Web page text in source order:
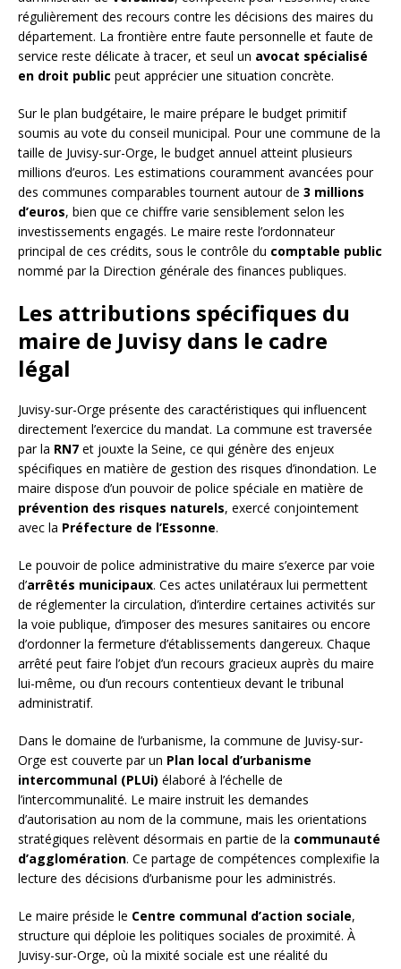
régulièrement des recours contre les décisions des maires du
département. La frontière entre faute personnelle et faute de
service reste délicate à tracer, et seul un avocat spécialisé
en droit public peut apprécier une situation concrète.
Sur le plan budgétaire, le maire prépare le budget primitif
soumis au vote du conseil municipal. Pour une commune de la
taille de Juvisy-sur-Orge, le budget annuel atteint plusieurs
millions d’euros. Les estimations couramment avancées pour
des communes comparables tournent autour de 3 millions
d’euros, bien que ce chiffre varie sensiblement selon les
investissements engagés. Le maire reste l’ordonnateur
principal de ces crédits, sous le contrôle du comptable public
nommé par la Direction générale des finances publiques.
Les attributions spécifiques du
maire de Juvisy dans le cadre
légal
Juvisy-sur-Orge présente des caractéristiques qui influencent
directement l’exercice du mandat. La commune est traversée
par la RN7 et jouxte la Seine, ce qui génère des enjeux
spécifiques en matière de gestion des risques d’inondation. Le
maire dispose d’un pouvoir de police spéciale en matière de
prévention des risques naturels, exercé conjointement
avec la Préfecture de l’Essonne.
Le pouvoir de police administrative du maire s’exerce par voie
d’arrêtés municipaux. Ces actes unilatéraux lui permettent
de réglementer la circulation, d’interdire certaines activités sur
la voie publique, d’imposer des mesures sanitaires ou encore
d’ordonner la fermeture d’établissements dangereux. Chaque
arrêté peut faire l’objet d’un recours gracieux auprès du maire
lui-même, ou d’un recours contentieux devant le tribunal
administratif.
Dans le domaine de l’urbanisme, la commune de Juvisy-sur-
Orge est couverte par un Plan local d’urbanisme
intercommunal (PLUi) élaboré à l’échelle de
l’intercommunalité. Le maire instruit les demandes
d’autorisation au nom de la commune, mais les orientations
stratégiques relèvent désormais en partie de la communauté
d’agglomération. Ce partage de compétences complexifie la
lecture des décisions d’urbanisme pour les administrés.
Le maire préside le Centre communal d’action sociale,
structure qui déploie les politiques sociales de proximité. À
Juvisy-sur-Orge, où la mixité sociale est une réalité du